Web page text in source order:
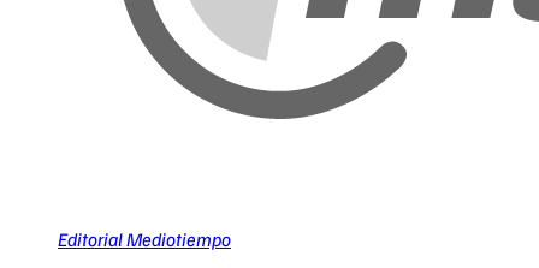
Editorial Mediotiempo